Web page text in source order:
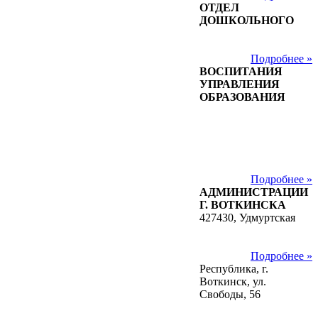
Подробнее »
Подробнее »
Подробнее »
ОТДЕЛ
ДОШКОЛЬНОГО
ВОСПИТАНИЯ
УПРАВЛЕНИЯ
ОБРАЗОВАНИЯ
АДМИНИСТРАЦИИ
Г. ВОТКИНСКА
427430, Удмуртская
Республика, г.
Воткинск, ул.
Свободы, 56